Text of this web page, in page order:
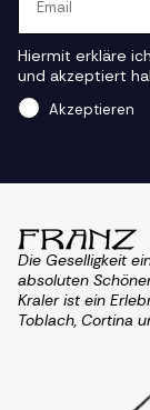
Hiermit erkläre
und akzeptiert
Akzeptieren
Die Geselligkeit
absoluten
Kraler ist ein
Toblach, Cortina